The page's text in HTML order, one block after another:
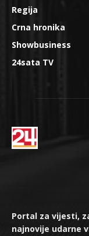
Regija
Crna hronika
Showbusiness
24sata TV
Portal za vijesti,
najnovije udarne